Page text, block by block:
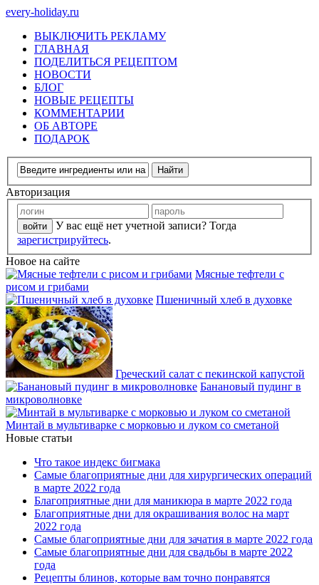
every-holiday.ru
ВЫКЛЮЧИТЬ РЕКЛАМУ
ГЛАВНАЯ
ПОДЕЛИТЬСЯ РЕЦЕПТОМ
НОВОСТИ
БЛОГ
НОВЫЕ РЕЦЕПТЫ
КОММЕНТАРИИ
ОБ АВТОРЕ
ПОДАРОК
Авторизация
У вас ещё нет учетной записи? Тогда
зарегистрируйтесь.
Новое на сайте
Мясные тефтели с
рисом и грибами
Пшеничный хлеб в духовке
Греческий салат с пекинской капустой
Банановый пудинг в
микроволновке
Минтай в мультиварке с морковью и луком со сметаной
Новые статьи
Что такое индекс бигмака
Самые благоприятные дни для хирургических операций
в марте 2022 года
Благоприятные дни для маникюра в марте 2022 года
Благоприятные дни для окрашивания волос на март
2022 года
Самые благоприятные дни для зачатия в марте 2022 года
Самые благоприятные дни для свадьбы в марте 2022
года
Рецепты блинов, которые вам точно понравятся